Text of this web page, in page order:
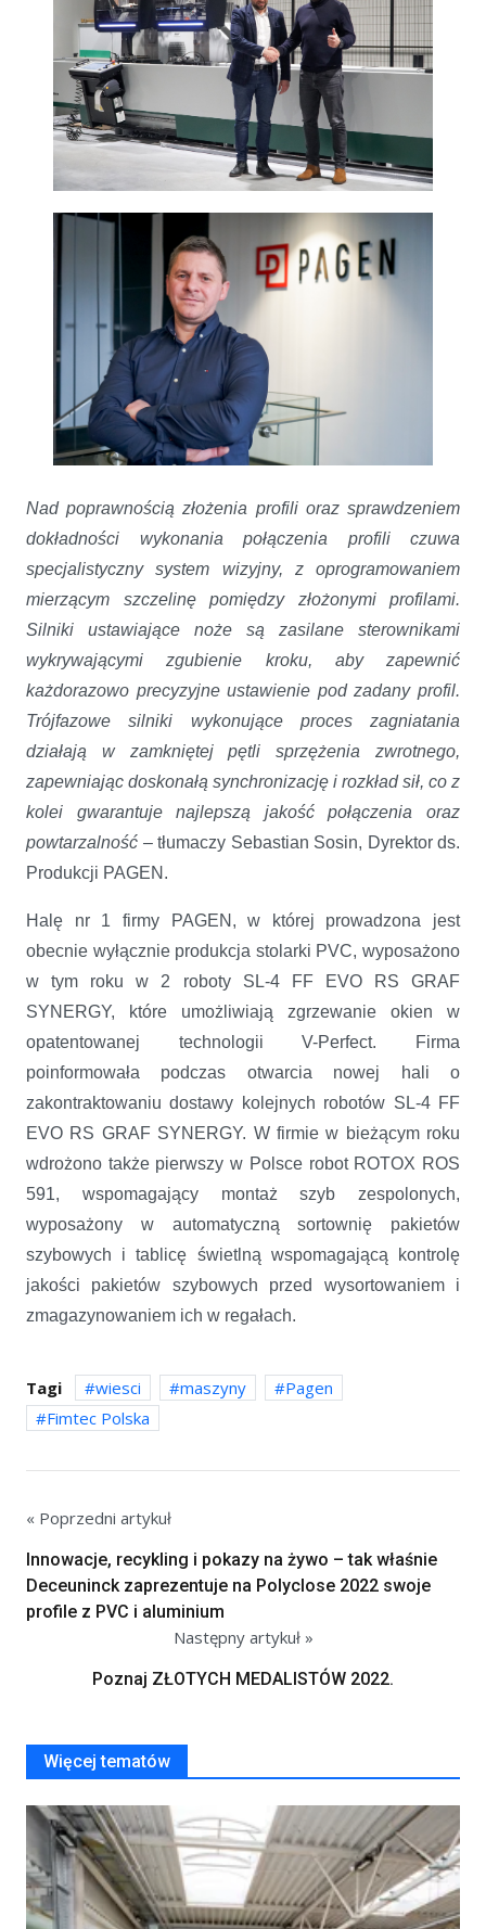
Nad poprawnością złożenia profili oraz sprawdzeniem
dokładności wykonania połączenia profili czuwa
specjalistyczny system wizyjny, z oprogramowaniem
mierzącym szczelinę pomiędzy złożonymi profilami.
Silniki ustawiające noże są zasilane sterownikami
wykrywającymi zgubienie kroku, aby zapewnić
każdorazowo precyzyjne ustawienie pod zadany profil.
Trójfazowe silniki wykonujące proces zagniatania
działają w zamkniętej pętli sprzężenia zwrotnego,
zapewniając doskonałą synchronizację i rozkład sił, co z
kolei gwarantuje najlepszą jakość połączenia oraz
powtarzalność – tłumaczy Sebastian Sosin, Dyrektor ds.
Produkcji PAGEN.
Halę nr 1 firmy PAGEN, w której prowadzona jest
obecnie wyłącznie produkcja stolarki PVC, wyposażono
w tym roku w 2 roboty SL-4 FF EVO RS GRAF
SYNERGY, które umożliwiają zgrzewanie okien w
opatentowanej technologii V-Perfect. Firma
poinformowała podczas otwarcia nowej hali o
zakontraktowaniu dostawy kolejnych robotów SL-4 FF
EVO RS GRAF SYNERGY. W firmie w bieżącym roku
wdrożono także pierwszy w Polsce robot ROTOX ROS
591, wspomagający montaż szyb zespolonych,
wyposażony w automatyczną sortownię pakietów
szybowych i tablicę świetlną wspomagającą kontrolę
jakości pakietów szybowych przed wysortowaniem i
zmagazynowaniem ich w regałach.
Tagi wiesci maszyny
Pagen
Fimtec Polska
« Poprzedni artykuł
Innowacje, recykling i pokazy na żywo – tak właśnie
Deceuninck zaprezentuje na Polyclose 2022 swoje
profile z PVC i aluminium
Następny artykuł »
Poznaj ZŁOTYCH MEDALISTÓW 2022.
Więcej tematów